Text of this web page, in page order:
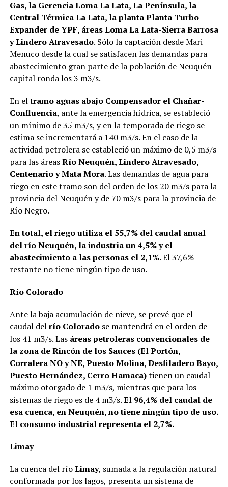
Gas, la Gerencia Loma La Lata, La Península, la
Central Térmica La Lata, la planta Planta Turbo
Expander de YPF, áreas Loma La Lata-Sierra Barrosa
y Lindero Atravesado. Sólo la captación desde Mari
Menuco desde la cual se satisfacen las demandas para
abastecimiento gran parte de la población de Neuquén
capital ronda los 3 m3/s.
En eltramo aguas abajo Compensador el Chañar-
Confluencia, ante la emergencia hídrica, se estableció
un mínimo de 35 m3/s, y en la temporada de riego se
estima se incrementará a 140 m3/s. En el caso de la
actividad petrolera se estableció un máximo de 0,5 m3/s
para las áreasRío Neuquén, Lindero Atravesado,
Centenario y Mata Mora. Las demandas de agua para
riego en este tramo son del orden de los 20 m3/s para la
provincia del Neuquén y de 70 m3/s para la provincia de
Río Negro.
En total, el riego utiliza el 55,7% del caudal anual
del río Neuquén, la industria un 4,5% y el
abastecimiento a las personas el 2,1%. El 37,6%
restante no tiene ningún tipo de uso.
Río Colorado
Ante la baja acumulación de nieve, se prevé que el
caudal delrío Coloradose mantendrá en el orden de
los 41 m3/s. Las áreas petroleras convencionales de
la zona de Rincón de los Sauces (El Portón,
Corralera NO y NE, Puesto Molina, Desfiladero Bayo,
Puesto Hernández, Cerro Hamaca)tienen un caudal
máximo otorgado de 1 m3/s, mientras que para los
sistemas de riego es de 4 m3/s.El 96,4% del caudal de
esa cuenca, en Neuquén, no tiene ningún tipo de uso.
El consumo industrial representa el 2,7%.
Limay
La cuenca del ríoLimay, sumada a la regulación natural
conformada por los lagos, presenta un sistema de